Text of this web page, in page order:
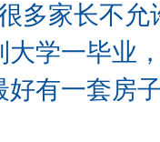
多家长不
学一毕业
有一套房